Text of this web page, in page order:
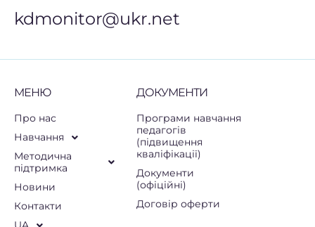
kdmonitor@ukr.net
МЕНЮ
Про нас
Навчання
Методична
підтримка
Новини
Контакти
ДОКУМЕНТИ
Програми навчання
педагогів
(підвищення
кваліфікації)
Документи
(офіційні)
Договір оферти